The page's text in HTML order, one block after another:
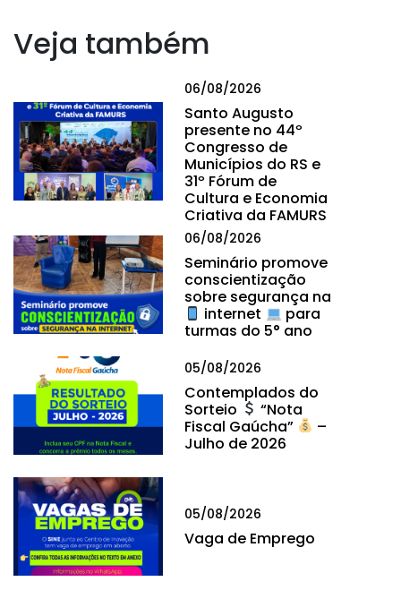
Veja também
06/08/2026
Santo Augusto
presente no 44º
Congresso de
Municípios do RS e
31º Fórum de
Cultura e Economia
Criativa da FAMURS
06/08/2026
Seminário promove
conscientização
sobre segurança na
internet
para
turmas do 5° ano
05/08/2026
Contemplados do
Sorteio
“Nota
Fiscal Gaúcha”
–
Julho de 2026
05/08/2026
Vaga de Emprego